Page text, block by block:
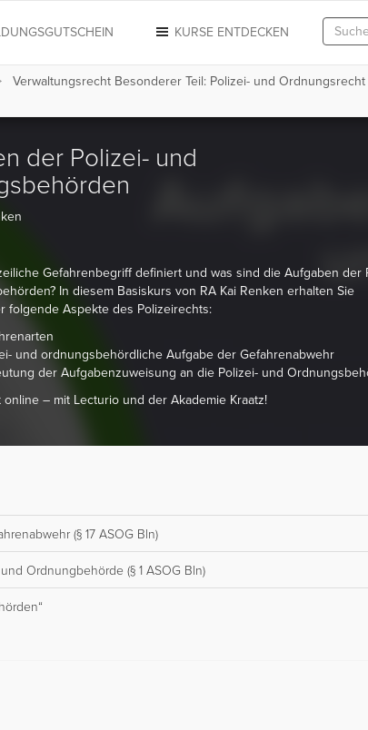
KURSE ENTDECKEN
Verwaltungsrecht Besonderer Teil: Polizei- und Ordnungsrecht
der Polizei- und
Gefahrenbegriff definiert und was sind die Aufgaben der
In diesem Basiskurs von RA Kai Renken erhalten Sie
folgende Aspekte des Polizeirechts:
und ordnungsbehördliche Aufgabe der Gefahrenabwehr
der Aufgabenzuweisung an die Polizei- und
online – mit Lecturio und der Akademie Kraatz!
(§ 17 ASOG Bln)
Ordnungbehörde (§ 1 ASOG Bln)